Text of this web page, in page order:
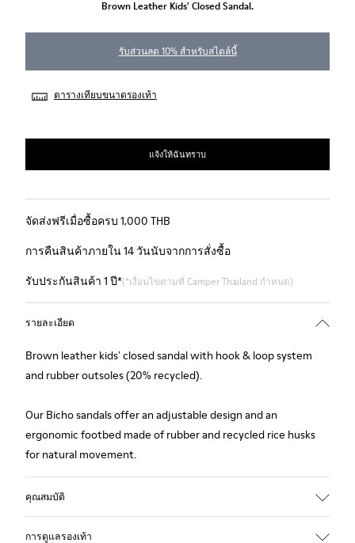
Brown Leather Kids' Closed Sandal.
รับส่วนลด 10% สำหรับสไตล์นี้
ตารางเทียบขนาดรองเท้า
แจ้งให้ฉันทราบ
จัดส่งฟรีเมื่อซื้อครบ 1,000 THB
การคืนสินค้าภายใน 14 วันนับจากการสั่งซื้อ
รับประกันสินค้า 1 ปี*(*เงื่อนไขตามที่ Camper Thailand กำหนด)
รายละเอียด
Brown leather kids' closed sandal with hook & loop system
and rubber outsoles (20% recycled).
Our Bicho sandals offer an adjustable design and an
ergonomic footbed made of rubber and recycled rice husks
for natural movement.
คุณสมบัติ
การดูแลรองเท้า